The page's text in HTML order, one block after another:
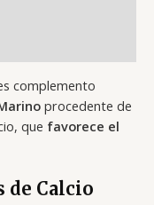
complemento
procedente de
que favorece el
de Calcio